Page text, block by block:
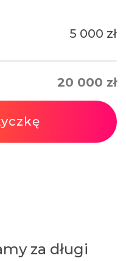
5 000 zł
20 000 zł
za długi